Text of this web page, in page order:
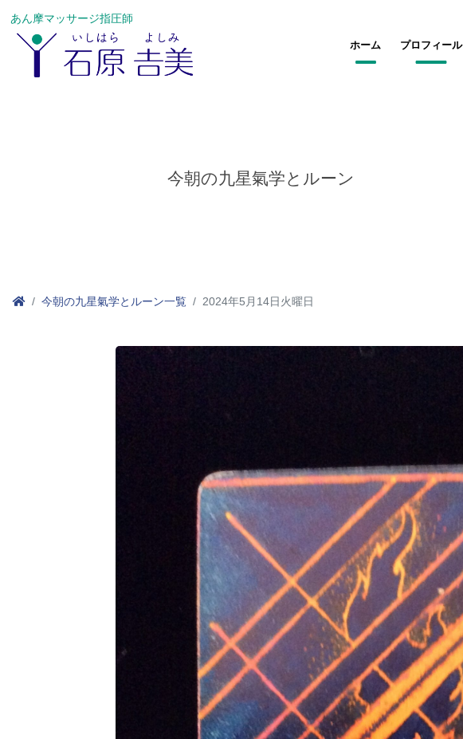
あん摩マッサージ指圧師
ホーム プロフィール
今朝の九星氣学とルーン
今朝の九星氣学とルーン一覧 2024年5月14日火曜日